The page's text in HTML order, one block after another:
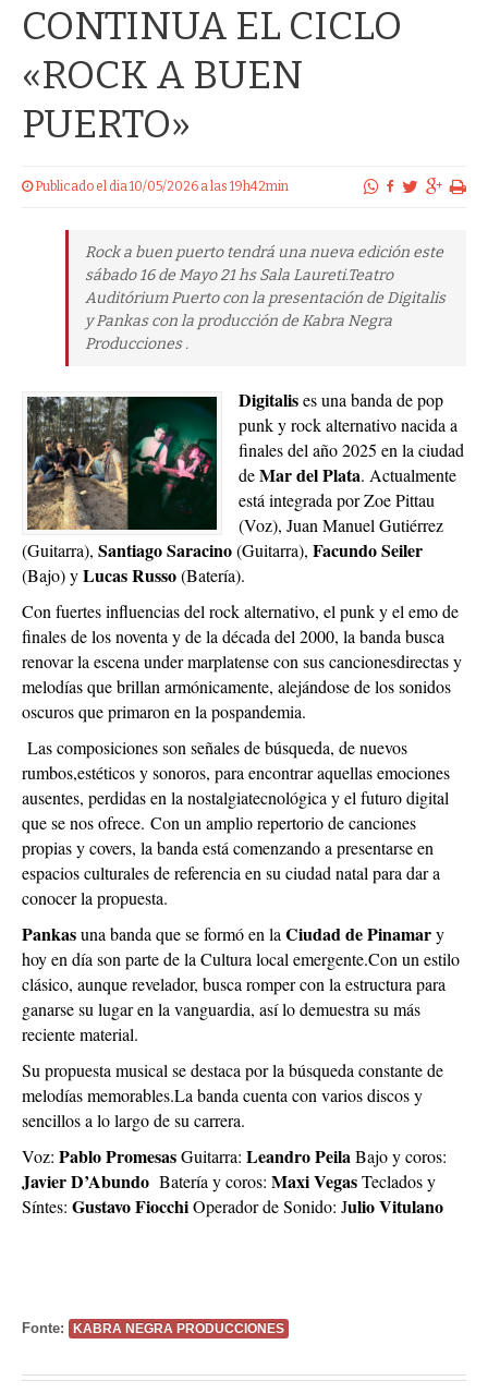
CONTINUA EL CICLO
«ROCK A BUEN
PUERTO»
Publicado el dia 10/05/2026 a las 19h42min
Rock a buen puerto tendrá una nueva edición este
sábado 16 de Mayo 21 hs Sala Laureti.Teatro
Auditórium Puerto con la presentación de Digitalis
y Pankas con la producción de Kabra Negra
Producciones .
Digitalises una banda de pop
punk y rock alternativo nacida a
finales del año 2025 en la ciudad
deMar del Plata. Actualmente
está integrada por Zoe Pittau
(Voz), Juan Manuel Gutiérrez
(Guitarra), Santiago Saracino(Guitarra), Facundo Seiler
(Bajo) yLucas Russo(Batería).
Con fuertes influencias del rock alternativo, el punk y el emo de
finales de los noventa y de la década del 2000, la banda busca
renovar la escena under marplatense con sus cancionesdirectas y
melodías que brillan armónicamente, alejándose de los sonidos
oscuros que primaron en la pospandemia.
Las composiciones son señales de búsqueda, de nuevos
rumbos,estéticos y sonoros, para encontrar aquellas emociones
ausentes, perdidas en la nostalgiatecnológica y el futuro digital
que se nos ofrece. Con un amplio repertorio de canciones
propias y covers, la banda está comenzando a presentarse en
espacios culturales de referencia en su ciudad natal para dar a
conocer la propuesta.
Pankasuna banda que se formó en la Ciudad de Pinamary
hoy en día son parte de la Cultura local emergente.Con un estilo
clásico, aunque revelador, busca romper con la estructura para
ganarse su lugar en la vanguardia, así lo demuestra su más
reciente material.
Su propuesta musical se destaca por la búsqueda constante de
melodías memorables.La banda cuenta con varios discos y
sencillos a lo largo de su carrera.
Voz: Pablo PromesasGuitarra: Leandro PeilaBajo y coros:
Javier D’Abundo Batería y coros: Maxi VegasTeclados y
Síntes: Gustavo FiocchiOperador de Sonido: Julio Vitulano
Fonte: KABRA NEGRA PRODUCCIONES